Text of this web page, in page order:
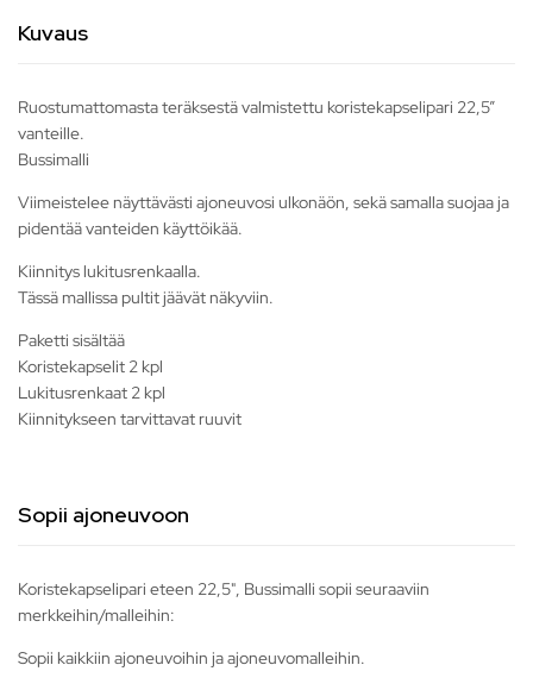
Kuvaus
Ruostumattomasta teräksestä valmistettu koristekapselipari 22,5”
vanteille.
Bussimalli
Viimeistelee näyttävästi ajoneuvosi ulkonäön, sekä samalla suojaa ja
pidentää vanteiden käyttöikää.
Kiinnitys lukitusrenkaalla.
Tässä mallissa pultit jäävät näkyviin.
Paketti sisältää
Koristekapselit 2 kpl
Lukitusrenkaat 2 kpl
Kiinnitykseen tarvittavat ruuvit
Sopii ajoneuvoon
Koristekapselipari eteen 22,5", Bussimalli sopii seuraaviin
merkkeihin/malleihin:
Sopii kaikkiin ajoneuvoihin ja ajoneuvomalleihin.